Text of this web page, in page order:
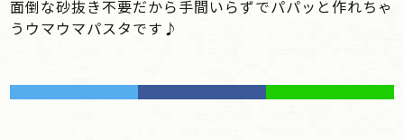
面倒な砂抜き不要だから手間いらずでパパッと作れちゃ
うウマウマパスタです♪